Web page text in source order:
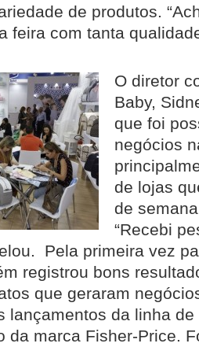
de produtos.
feira com tanta
O diretor
Baby,
que foi
negócios
de lojas
de
“Recebi
Pela primeira vez
registrou bons
que geraram
lançamentos da linha
da marca Fisher-Price.